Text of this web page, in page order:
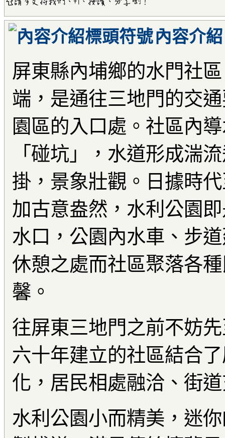
內容介紹
屏東縣內埔鄉的水門社
端，是通往三地門的交
園區的入口處。社區內
「碰坑」，水道形成湍
掛，景象壯觀。日據時
加古意盎然，水利公園
水口，公園內水車、步
休憩之處而社區聚落各
馨。
往屏東三地門之前不妨
六十年建立的社區結合
化，居民相處融洽、街
水利公園小而精美，迷